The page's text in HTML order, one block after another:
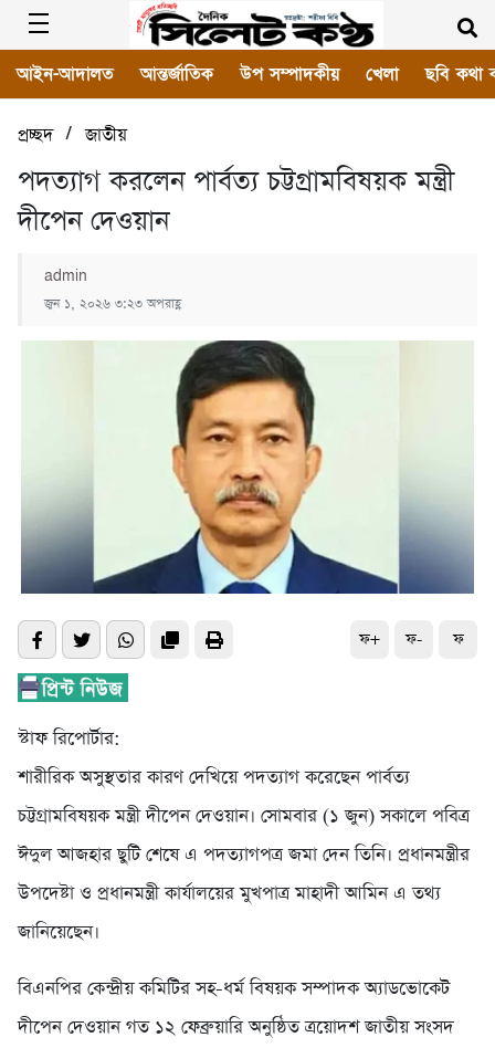
আইন-আদালত আন্তর্জাতিক উপ সম্পাদকীয় খেলা ছবি কথা
প্রচ্ছদ/জাতীয়
পদত্যাগ করলেন পার্বত্য চট্টগ্রামবিষয়ক মন্ত্রী
দীপেন দেওয়ান
admin
জুন ১, ২০২৬ ৩:২৩ অপরাহ্ণ
ফ+ ফ- ফ
স্টাফ রিপোর্টার:
শারীরিক অসুস্থতার কারণ দেখিয়ে পদত্যাগ করেছেন পার্বত্য
চট্টগ্রামবিষয়ক মন্ত্রী দীপেন দেওয়ান। সোমবার (১ জুন) সকালে পবিত্র
ঈদুল আজহার ছুটি শেষে এ পদত্যাগপত্র জমা দেন তিনি। প্রধানমন্ত্রীর
উপদেষ্টা ও প্রধানমন্ত্রী কার্যালয়ের মুখপাত্র মাহাদী আমিন এ তথ্য
জানিয়েছেন।
বিএনপির কেন্দ্রীয় কমিটির সহ-ধর্ম বিষয়ক সম্পাদক অ্যাডভোকেট
দীপেন দেওয়ান গত ১২ ফেব্রুয়ারি অনুষ্ঠিত ত্রয়োদশ জাতীয় সংসদ